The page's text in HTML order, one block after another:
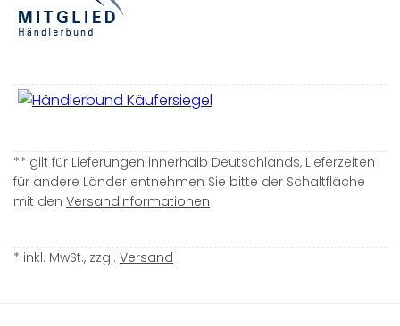
** gilt für Lieferungen innerhalb Deutschlands, Lieferzeiten
für andere Länder entnehmen Sie bitte der Schaltfläche
mit den Versandinformationen
* inkl. MwSt., zzgl. Versand